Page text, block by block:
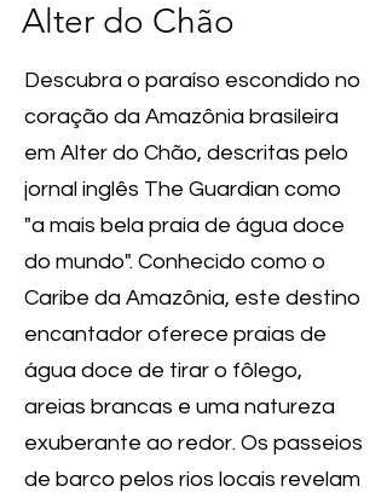
Alter do Chão
Descubra o paraíso escondido no
coração da Amazônia brasileira
em Alter do Chão, descritas pelo
jornal inglês The Guardian como
"a mais bela praia de água doce
do mundo". Conhecido como o
Caribe da Amazônia, este destino
encantador oferece praias de
água doce de tirar o fôlego,
areias brancas e uma natureza
exuberante ao redor. Os passeios
de barco pelos rios locais revelam